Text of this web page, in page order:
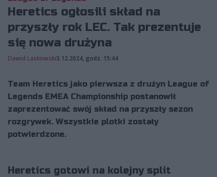
Heretics ogłosili skład na
przyszły rok LEC. Tak prezentuje
się nowa drużyna
Dawid Laskowski3.12.2024, godz. 15:44
Team Heretics jako pierwsza z drużyn League of
Legends EMEA Championship postanowił
zaprezentować swój skład na przyszły sezon
rozgrywek. Wszystkie plotki zostały
potwierdzone.
Heretics gotowi na kolejny split